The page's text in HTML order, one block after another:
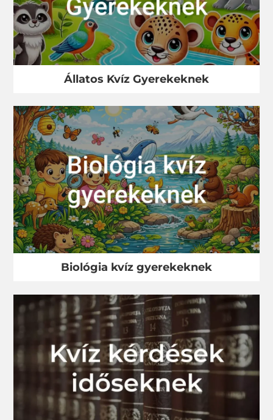
Állatos Kvíz Gyerekeknek
Biológia kvíz gyerekeknek